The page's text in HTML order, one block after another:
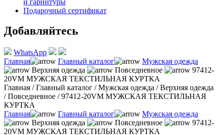
Подарочный сертификат
Добавляйтесь
WhatsApp
Главная
Главный каталог
Мужская одежда
Верхняя одежда
Повседневное
97412-
20VM МУЖСКАЯ ТЕКСТИЛЬНАЯ КУРТКА
Главная /Главный каталог /Мужская одежда /Верхняя одежда
/Повседневное /97412-20VM МУЖСКАЯ ТЕКСТИЛЬНАЯ
КУРТКА
Главная
Главный каталог
Мужская одежда
Верхняя одежда
Повседневное
97412-
20VM МУЖСКАЯ ТЕКСТИЛЬНАЯ КУРТКА